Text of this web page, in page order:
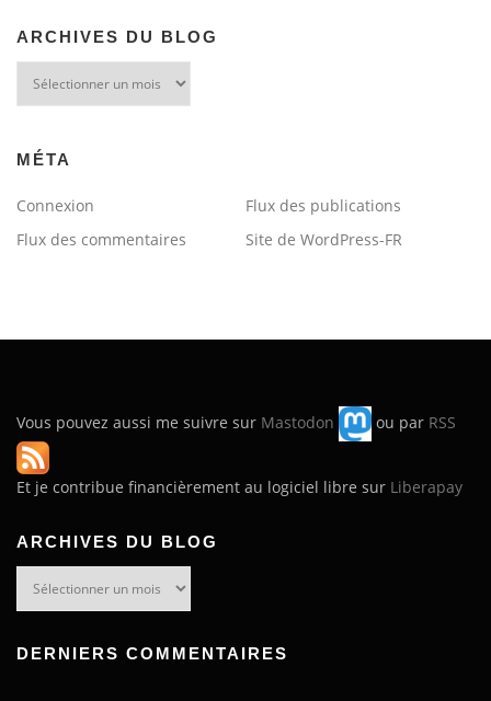
ARCHIVES DU BLOG
MÉTA
Connexion
Flux des publications
Flux des commentaires
Site de WordPress-FR
Vous pouvez aussi me suivre sur Mastodon ou par RSS
Et je contribue financièrement au logiciel libre sur Liberapay
ARCHIVES DU BLOG
DERNIERS COMMENTAIRES